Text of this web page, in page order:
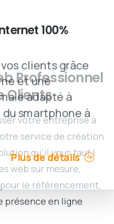
100%
clients grâce
et une
adapté à
smartphone à
Plus de détails
Professionnel
Clients
votre entreprise à
service de création
qu'il vous faut !
web sur mesure,
le référencement,
présence en ligne